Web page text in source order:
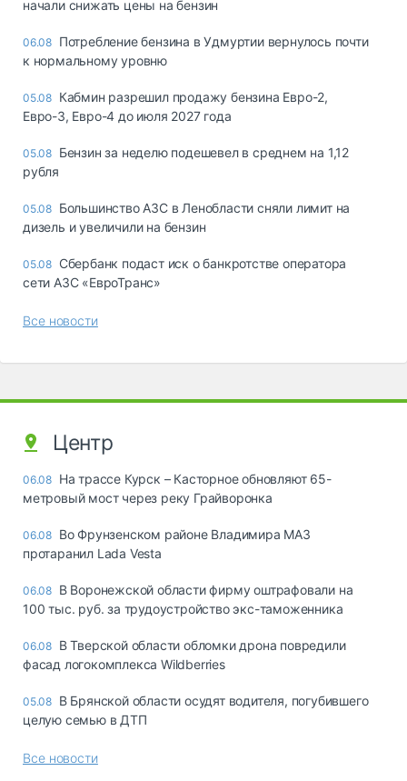
начали снижать цены на бензин
06.08 Потребление бензина в Удмуртии вернулось почти
к нормальному уровню
05.08 Кабмин разрешил продажу бензина Евро-2,
Евро-3, Евро-4 до июля 2027 года
05.08 Бензин за неделю подешевел в среднем на 1,12
рубля
05.08 Большинство АЗС в Ленобласти сняли лимит на
дизель и увеличили на бензин
05.08 Сбербанк подаст иск о банкротстве оператора
сети АЗС «ЕвроТранс»
Все новости
Центр
06.08 На трассе Курск – Касторное обновляют 65-
метровый мост через реку Грайворонка
06.08 Во Фрунзенском районе Владимира МАЗ
протаранил Lada Vesta
06.08 В Воронежской области фирму оштрафовали на
100 тыс. руб. за трудоустройство экс-таможенника
06.08 В Тверской области обломки дрона повредили
фасад логокомплекса Wildberries
05.08 В Брянской области осудят водителя, погубившего
целую семью в ДТП
Все новости